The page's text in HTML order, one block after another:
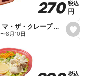
s
e
o
270
270 税込
税込
円
円
ファミマ・ザ・クレープ 生チョコ
〜8月10日
税込
税込